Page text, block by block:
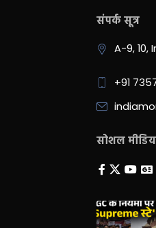
संपर्क सूत्र
A-9, 10,
+91
सोशल